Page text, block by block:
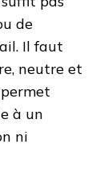
de
Il faut
neutre et
à un
ni